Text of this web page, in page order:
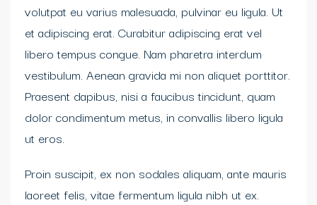
volutpat eu varius malesuada, pulvinar eu ligula. Ut
et adipiscing erat. Curabitur adipiscing erat vel
libero tempus congue. Nam pharetra interdum
vestibulum. Aenean gravida mi non aliquet porttitor.
Praesent dapibus, nisi a faucibus tincidunt, quam
dolor condimentum metus, in convallis libero ligula
ut eros.
Proin suscipit, ex non sodales aliquam, ante mauris
laoreet felis, vitae fermentum ligula nibh ut ex.